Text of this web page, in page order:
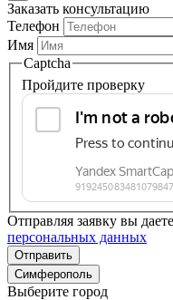
Заказать консультацию
Телефон
Имя
Captcha
Пройдите проверку
Отправляя заявку вы даете
персональных данных
Отправить
Симферополь
Выберите город